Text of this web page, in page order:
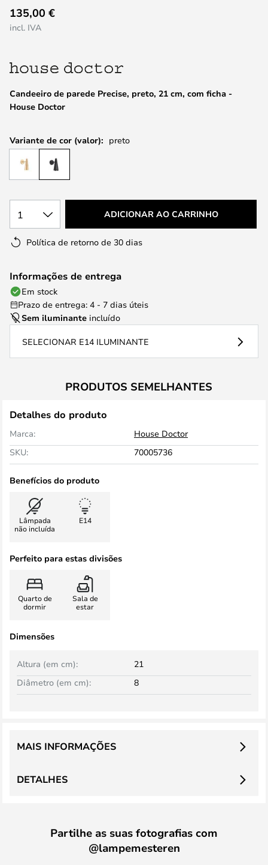
para
da
Galeria
de
imagens
Candeeiro de parede Precise, preto, 21 cm, com ficha -
House Doctor
135,00 €
incl. IVA
Variante de cor (valor): preto
1 ADICIONAR AO CARRINHO
Política de retorno de 30 dias
Informações de entrega
Em stock
Prazo de entrega: 4 - 7 dias úteis
Sem iluminante incluído
SELECIONAR E14 ILUMINANTE
PRODUTOS SEMELHANTES
Detalhes do produto
Marca:
House Doctor
SKU:
70005736
Benefícios do produto
Lâmpada
não incluída
E14
Perfeito para estas divisões
Quarto de
dormir
Sala de
estar
Dimensões
Altura (em cm):
21
Diâmetro (em cm):
8
DETALHES
MAIS INFORMAÇÕES
Partilhe as suas fotografias com
@lampemesteren